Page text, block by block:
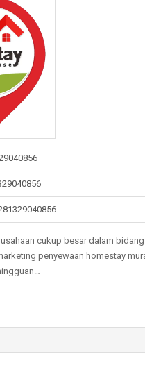
cukup besar dalam bidang
penyewaan homestay